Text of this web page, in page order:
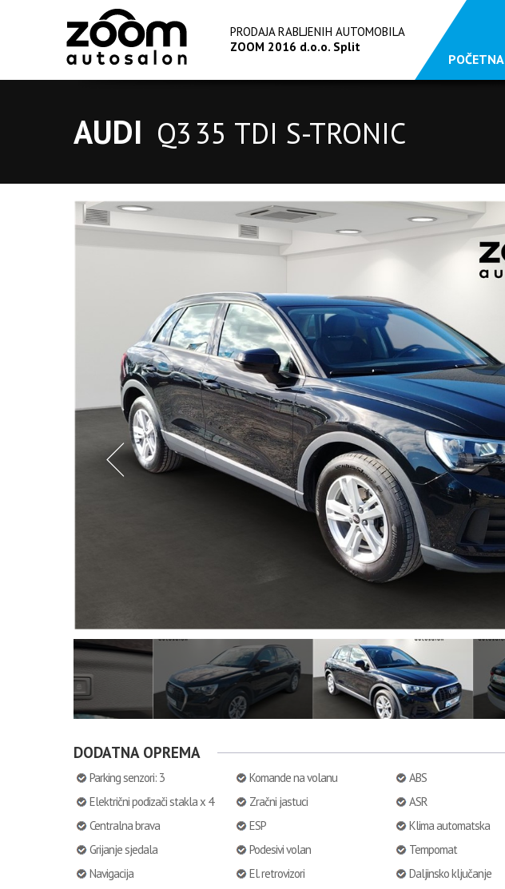
PRODAJA RABLJENIH AUTOMOBILA
ZOOM 2016 d.o.o. Split
POČETNA
AUDI Q3 35 TDI S-TRONIC
DODATNA OPREMA
Parking senzori: 3 Komande na volanu ABS
Električni podizači stakla x 4
Zračni jastuci ASR
Centralna brava
ESP Klima automatska
Grijanje sjedala
Podesivi volan Tempomat
Navigacija
El. retrovizori Daljinsko ključanje